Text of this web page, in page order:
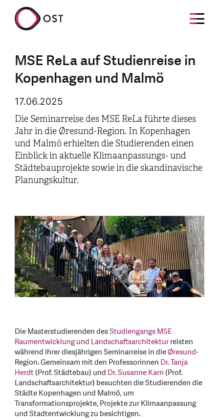
MSE ReLa auf Studienreise in
Kopenhagen und Malmö
17.06.2025
Die Seminarreise des MSE ReLa führte dieses
Jahr in die Øresund-Region. In Kopenhagen
und Malmö erhielten die Studierenden einen
Einblick in aktuelle Klimaanpassungs- und
Städtebauprojekte sowie in die skandinavische
Planungskultur.
Die Masterstudierenden desStudiengangs MSE
Raumentwicklung und Landschaftsarchitekturreisten
während ihrer diesjährigen Seminarreise in dieØresund-
Region. Gemeinsam mit den Professorinnen Dr. Tanja
Herdt(Prof. Städtebau) und Dr. Susanne Karn(Prof.
Landschaftsarchitektur) besuchten die Studierenden die
Städte Kopenhagen und Malmö, um
Transformationsprojekte, Projekte zur Klimaanpassung
und Stadtentwicklung zu besichtigen.